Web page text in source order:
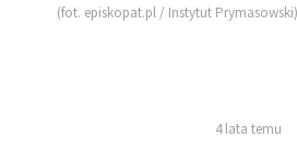
(fot. episkopat.pl / Instytut Prymasowski)
4 lata temu